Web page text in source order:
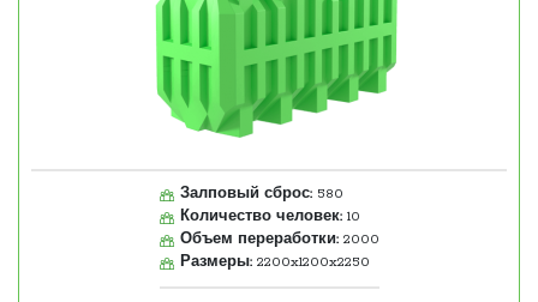
Залповый сброс: 580
Количество человек: 10
Объем переработки: 2000
Размеры: 2200x1200x2250